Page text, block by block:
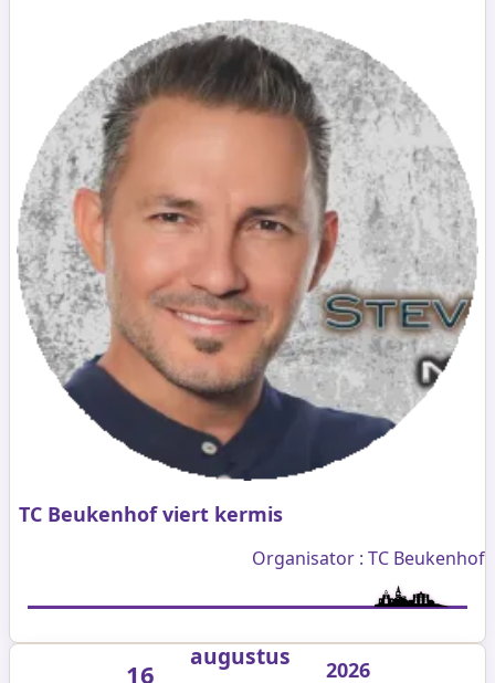
TC Beukenhof viert kermis
Organisator : TC Beukenhof
16
augustus 2026